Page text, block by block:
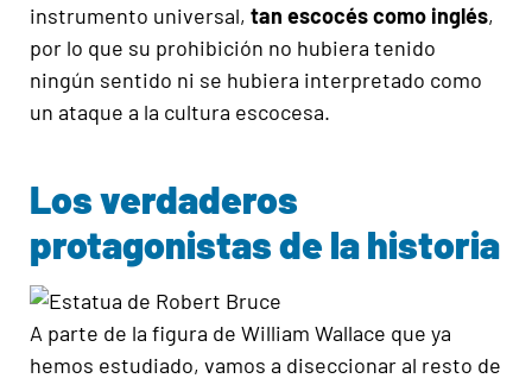
instrumento universal, tan escocés como inglés,
por lo que su prohibición no hubiera tenido
ningún sentido ni se hubiera interpretado como
un ataque a la cultura escocesa.
Los verdaderos
protagonistas de la historia
A parte de la figura de William Wallace que ya
hemos estudiado, vamos a diseccionar al resto de